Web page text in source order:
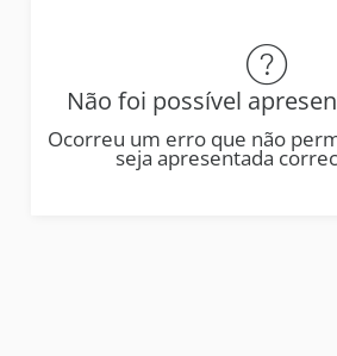
Não foi possível
Ocorreu um erro que não
seja apresentada